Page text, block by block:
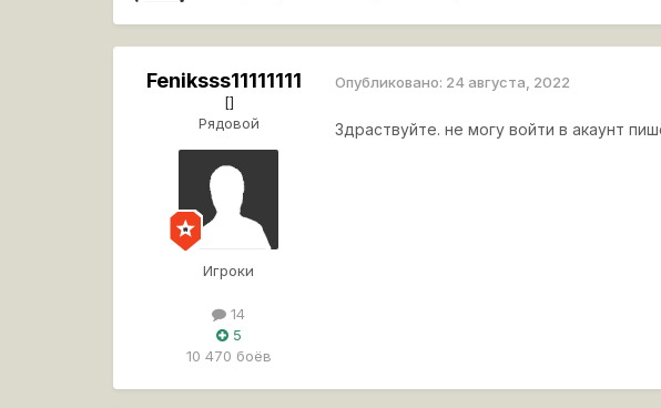
Feniksss11111111
[]
Рядовой
Игроки
14
5
10 470 боёв
Опубликовано: 24 августа, 2022
Здраствуйте. не могу войти в акаунт